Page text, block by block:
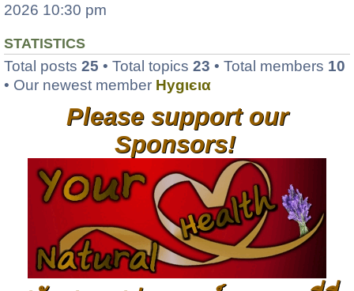
2026 10:30 pm
STATISTICS
Total posts 25 • Total topics 23 • Total members 10
• Our newest member Hуgιєια
Please support our
Sponsors!